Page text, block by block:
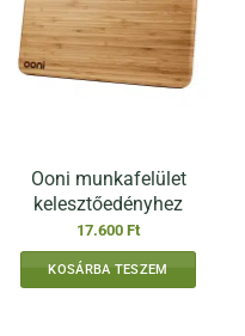
Ooni munkafelület
kelesztőedényhez
17.600 Ft
KOSÁRBA TESZEM